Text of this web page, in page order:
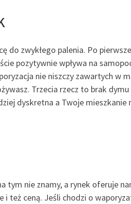
do zwykłego palenia. Po
pozytywnie wpływa na
nie niszczy zawartych w
Trzecia rzecz to brak dymu
dyskretna a Twoje mieszkanie
tym nie znamy, a rynek oferuje
też ceną. Jeśli chodzi o